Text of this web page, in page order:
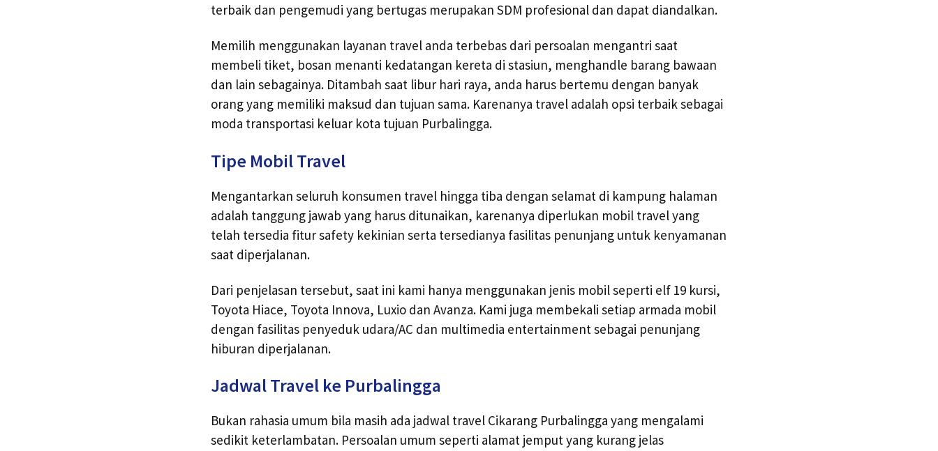
terbaik dan pengemudi yang bertugas merupakan SDM profesional dan dapat diandalkan.
Memilih menggunakan layanan travel anda terbebas dari persoalan mengantri saat
membeli tiket, bosan menanti kedatangan kereta di stasiun, menghandle barang bawaan
dan lain sebagainya. Ditambah saat libur hari raya, anda harus bertemu dengan banyak
orang yang memiliki maksud dan tujuan sama. Karenanya travel adalah opsi terbaik sebagai
moda transportasi keluar kota tujuan Purbalingga.
Tipe Mobil Travel
Mengantarkan seluruh konsumen travel hingga tiba dengan selamat di kampung halaman
adalah tanggung jawab yang harus ditunaikan, karenanya diperlukan mobil travel yang
telah tersedia fitur safety kekinian serta tersedianya fasilitas penunjang untuk kenyamanan
saat diperjalanan.
Dari penjelasan tersebut, saat ini kami hanya menggunakan jenis mobil seperti elf 19 kursi,
Toyota Hiace, Toyota Innova, Luxio dan Avanza. Kami juga membekali setiap armada mobil
dengan fasilitas penyeduk udara/AC dan multimedia entertainment sebagai penunjang
hiburan diperjalanan.
Jadwal Travel ke Purbalingga
Bukan rahasia umum bila masih ada jadwal travel Cikarang Purbalingga yang mengalami
sedikit keterlambatan. Persoalan umum seperti alamat jemput yang kurang jelas